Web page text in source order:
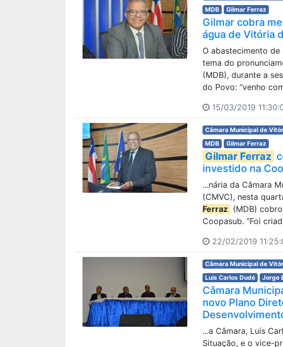
MDB
Gilmar Ferraz
Gilmar cobra
água de Vitória
O abastecimento
tema do
(MDB), durante a
do Povo: “venho
15/03/2019
Câmara Municipal de
MDB
Gilmar Ferraz
Gilmar Ferraz
investido na
...nária da Câmara
(CMVC), nesta
Ferraz (MDB)
Coopasub. “Foi
22/02/2019
Câmara Municipal de
Luis Carlos Dudé
Jorge
Câmara
novo Plano
...a Câmara, Luís
Situação, e o vice-